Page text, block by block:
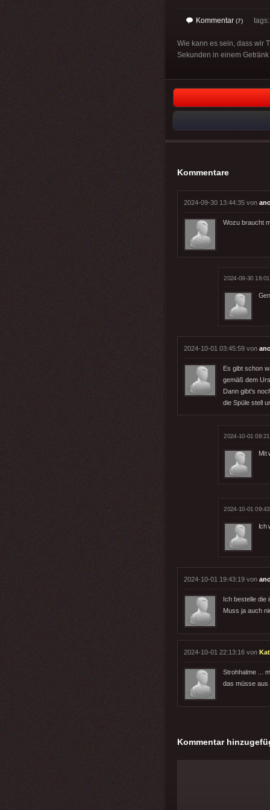
Kommentar (7) tags:
Wie kann es sein, dass wir
Sekunden in einem
Kommentare
2024-09-30 13:44:35 von
Wozu braucht
2024-09-30
2024-10-01 03:45:59 von
Es gibt schon
gemäß dem
Dann gibt's
die Spüle stell
2024-10-01
Mit
2024-10-01
Ich
2024-10-01 19:43:19 von
Ich bestelle die
Muss ja auch
2024-10-01 22:13:16 von
Strohhalme ...
das müsse aus
Kommentar